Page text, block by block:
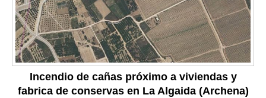
Incendio de cañas próximo a viviendas y
fabrica de conservas en La Algaida (Archena)